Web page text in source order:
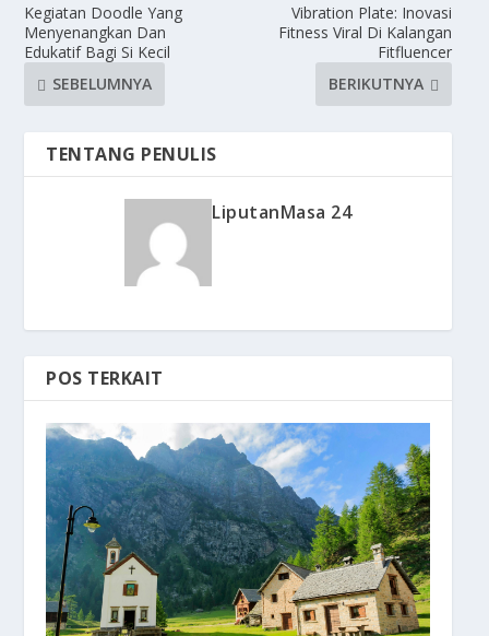
Kegiatan Doodle Yang
Menyenangkan Dan
Edukatif Bagi Si Kecil
SEBELUMNYA
Vibration Plate: Inovasi
Fitness Viral Di Kalangan
Fitfluencer
BERIKUTNYA
TENTANG PENULIS
LiputanMasa 24
POS TERKAIT